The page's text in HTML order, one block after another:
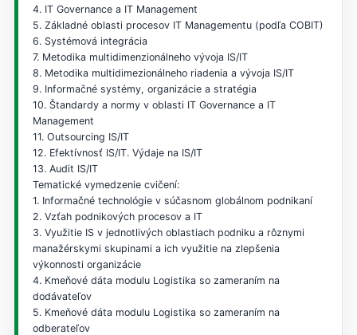
4. IT Governance a IT Management
5. Základné oblasti procesov IT Managementu (podľa COBIT)
6. Systémová integrácia
7. Metodika multidimenzionálneho vývoja IS/IT
8. Metodika multidimezionálneho riadenia a vývoja IS/IT
9. Informačné systémy, organizácie a stratégia
10. Štandardy a normy v oblasti IT Governance a IT
Management
11. Outsourcing IS/IT
12. Efektívnosť IS/IT. Výdaje na IS/IT
13. Audit IS/IT
Tematické vymedzenie cvičení:
1. Informačné technológie v súčasnom globálnom podnikaní
2. Vzťah podnikových procesov a IT
3. Využitie IS v jednotlivých oblastiach podniku a rôznymi
manažérskymi skupinami a ich využitie na zlepšenia
výkonnosti organizácie
4. Kmeňové dáta modulu Logistika so zameraním na
dodávateľov
5. Kmeňové dáta modulu Logistika so zameraním na
odberateľov